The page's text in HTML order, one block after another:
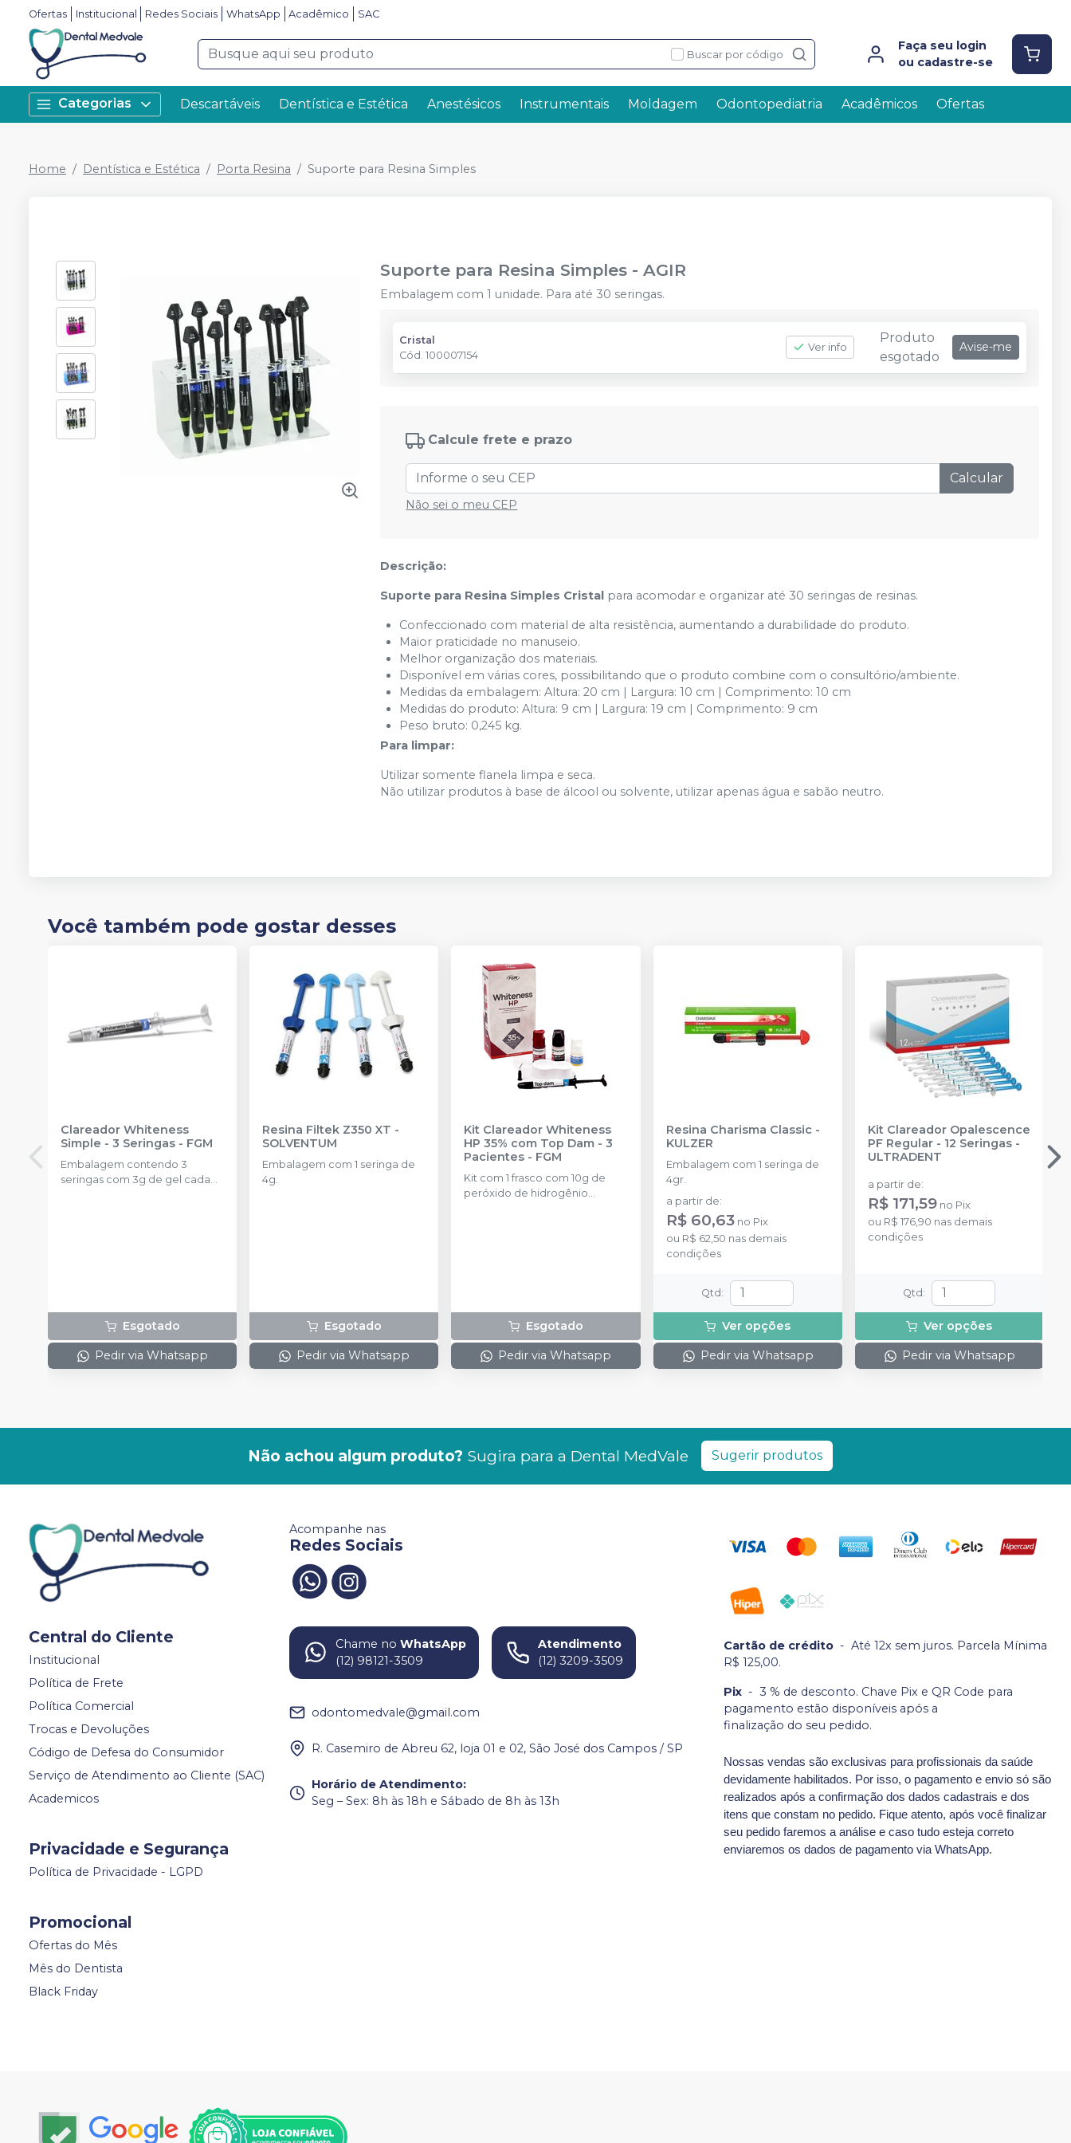
Ofertas Institucional Redes Sociais WhatsApp Acadêmico SAC
Buscar por código
Faça seu login
ou cadastre-se
Categorias Descartáveis Dentística e Estética Anestésicos Instrumentais Moldagem Odontopediatria Acadêmicos Ofertas
Home Dentística e Estética Porta Resina Suporte para Resina Simples
Suporte para Resina Simples -AGIR
Embalagem com 1 unidade. Para até 30 seringas.
Cristal
Cód.100007154
Ver info
Produto
esgotado
Avise-me
Calcule frete e prazo
Calcular
Não sei o meu CEP
Descrição:
Suporte para Resina Simples Cristal para acomodar e organizar até 30 seringas de resinas.
Confeccionado com material de alta resistência, aumentando a durabilidade do produto.
Maior praticidade no manuseio.
Melhor organização dos materiais.
Disponível em várias cores, possibilitando que o produto combine com o consultório/ambiente.
Medidas da embalagem: Altura: 20 cm | Largura: 10 cm | Comprimento: 10 cm
Medidas do produto: Altura: 9 cm | Largura: 19 cm | Comprimento: 9 cm
Peso bruto: 0,245 kg.
Para limpar:
Utilizar somente flanela limpa e seca.
Não utilizar produtos à base de álcool ou solvente, utilizar apenas água e sabão neutro.
Você também pode gostar desses
Clareador Whiteness
Simple - 3 Seringas - FGM
Embalagem contendo 3
seringas com 3g de gel cada
Esgotado
Pedir via Whatsapp
Resina Filtek Z350 XT -
SOLVENTUM
Embalagem com 1 seringa de
4g.
Esgotado
Pedir via Whatsapp
Kit Clareador Whiteness
HP 35% com Top Dam - 3
Pacientes - FGM
Kit com 1 frasco com 10g de
peróxido de hidrogênio
Esgotado
Pedir via Whatsapp
Resina Charisma Classic-
KULZER
Embalagem com 1 seringa de
4gr.
a partir de:
R$ 60,63 no Pix
ou R$ 62,50 nas demais
condições
Qtd :
Ver opções
Pedir via Whatsapp
Kit Clareador Opalescence
PF Regular - 12 Seringas-
ULTRADENT
a partir de:
R$ 171,59 no Pix
ou R$ 176,90 nas demais
condições
Qtd :
Ver opções
Pedir via Whatsapp
Não achou algum produto? Sugira para a Dental MedVale Sugerir produtos
Central do Cliente
Institucional
Política de Frete
Política Comercial
Trocas e Devoluções
Código de Defesa do Consumidor
Serviço de Atendimento ao Cliente (SAC)
Academicos
Privacidade e Segurança
Política de Privacidade - LGPD
Promocional
Ofertas do Mês
Mês do Dentista
Black Friday
Acompanhe nas
Redes Sociais
Chame no WhatsApp
(12) 98121-3509
Atendimento
(12) 3209-3509
odontomedvale@gmail.com
R. Casemiro de Abreu 62, loja 01 e 02, São José dos Campos / SP
Horário de Atendimento:
Seg – Sex: 8h às 18h e Sábado de 8h às 13h
Cartão de crédito - Até 12x sem juros. Parcela Mínima
R$ 125,00.
Pix - 3 % de desconto. Chave Pix e QR Code para
pagamento estão disponíveis após a
finalização do seu pedido.
Nossas vendas são exclusivas para profissionais da saúde
devidamente habilitados. Por isso, o pagamento e envio só são
realizados após a confirmação dos dados cadastrais e dos
itens que constam no pedido. Fique atento, após você finalizar
seu pedido faremos a análise e caso tudo esteja correto
enviaremos os dados de pagamento via WhatsApp.